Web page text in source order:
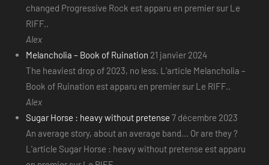
changed Progressive Rock est apparu en premier sur Le
RIFF..
Alex
Melancholia – Book of Ruination 21 janvier 2024
The heaviest drop of 2023, no less. L’article Melancholia –
Book of Ruination est apparu en premier sur Le RIFF..
Alex
Sugar Horse : heavy without pretense 7 décembre 2023
An average story, about an average band... Or are they ?
L’article Sugar Horse : heavy without pretense est apparu